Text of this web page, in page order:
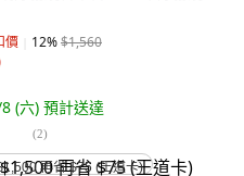
價 12%$1,560
(六) 預計送達
(2)
再省 $75 (王道卡)